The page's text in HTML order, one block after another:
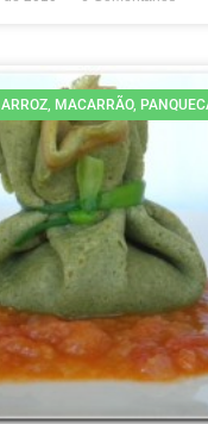
ARROZ, MACARRÃO,